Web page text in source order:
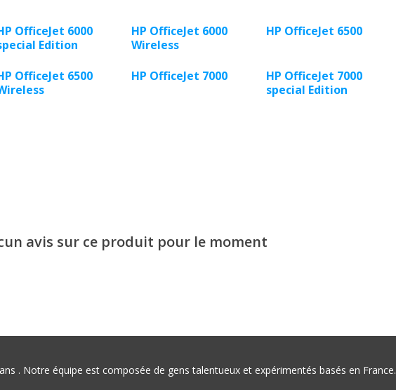
OfficeJet 6000
Edition
HP OfficeJet 6000
Wireless
HP OfficeJet 6500
OfficeJet 6500
HP OfficeJet 7000
HP OfficeJet 7000
special Edition
avis sur ce produit pour le moment
. Notre équipe est composée de gens talentueux et expérimentés basés en France.